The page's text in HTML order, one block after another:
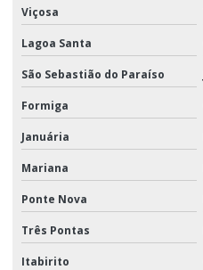
Viçosa
Lagoa Santa
São Sebastião do Paraíso
Formiga
Januária
Mariana
Ponte Nova
Três Pontas
Itabirito